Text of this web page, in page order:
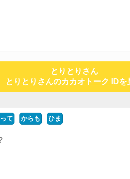
とりとりさん
とりとりさんのカカオトーク IDを
て からも ひま